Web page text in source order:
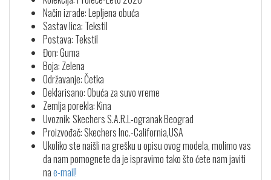
Način izrade: Lepljena obuća
Sastav lica: Tekstil
Postava: Tekstil
Đon: Guma
Boja: Zelena
Održavanje: Četka
Deklarisano: Obuća za suvo vreme
Zemlja porekla: Kina
Uvoznik: Skechers S.A.R.L-ogranak Beograd
Proizvođač: Skechers Inc.-California,USA
Ukoliko ste naišli na grešku u opisu ovog modela, molimo vas
da nam pomognete da je ispravimo tako što ćete nam javiti
nae-mail!